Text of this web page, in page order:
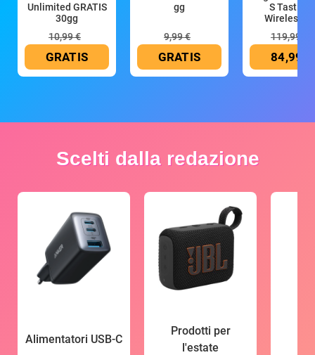
Unlimited GRATIS
30gg
10,99 €
GRATIS
gg
9,99 €
GRATIS
S Tastiera
Wireless
119,99 €
84,99 €
Scelti dalla redazione
Alimentatori USB-C
Prodotti per
l'estate